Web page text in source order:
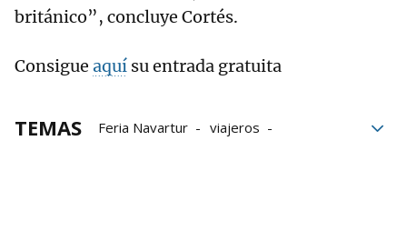
británico”, concluye Cortés.
Consigue aquí su entrada gratuita
TEMAS Feria Navartur
viajeros